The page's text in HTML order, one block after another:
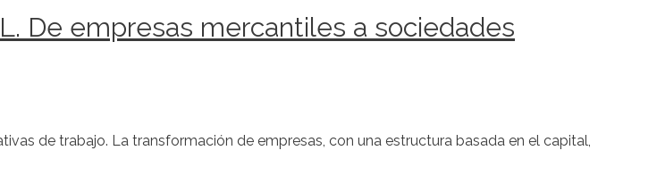
De empresas mercantiles a sociedades
de trabajo. La transformación de empresas, con una estructura basada en el capital,